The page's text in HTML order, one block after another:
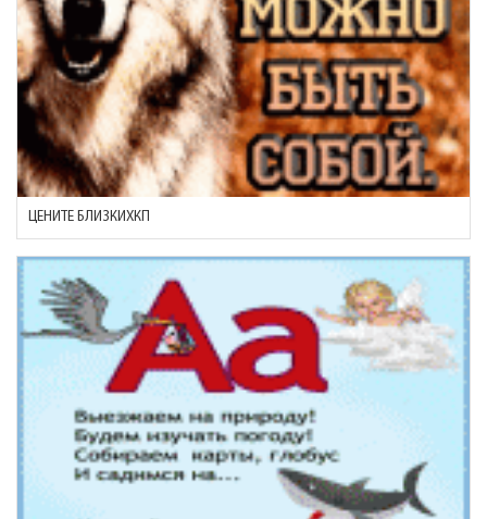
ЦЕНИТЕ БЛИЗКИХКП